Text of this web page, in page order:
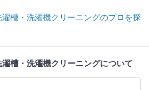
槽・洗濯機クリーニングのプロを探
槽・洗濯機クリーニングについて